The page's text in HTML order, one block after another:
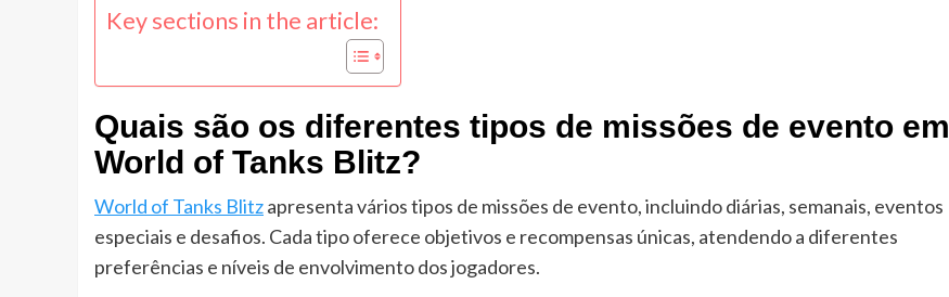
Key sections in the article:
Quais são os diferentes tipos de missões de evento em
World of Tanks Blitz?
World of Tanks Blitzapresenta vários tipos de missões de evento, incluindo diárias, semanais, eventos
especiais e desafios. Cada tipo oferece objetivos e recompensas únicas, atendendo a diferentes
preferências e níveis de envolvimento dos jogadores.